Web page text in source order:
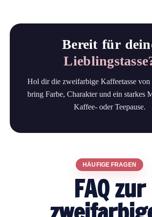
Bereit für
Hol dir die zweifarbige Kaffeetasse von
bring Farbe, Charakter und ein starkes
Kaffee- oder Teepause.
HÄUFIGE FRAGEN
FAQ zur